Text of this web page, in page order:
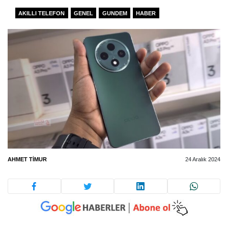
AKILLI TELEFON GENEL GUNDEM HABER
AHMET TIMUR 24 Aralık 2024